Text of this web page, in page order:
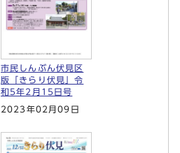
市民しんぶん伏見区
版「きらり伏見」令
和5年2月15日号
2023年02月09日